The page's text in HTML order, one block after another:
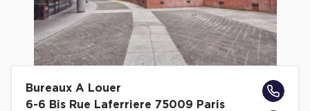
Bureaux A Louer
6-6 Bis Rue Laferriere 75009 Paris